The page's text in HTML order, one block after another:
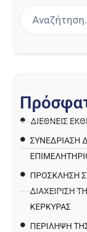
Πρόσφα
ΔΙΕΘΝΕΙΣ
ΣΥΝΕΔΡΙΑΣΗ
ΠΡΌΣΚΛΗΣΗ
ΔΙΑΧΕΊΡΙΣΗ
ΚΈΡΚΥΡΑΣ
ΠΕΡΙΛΗΨΗ